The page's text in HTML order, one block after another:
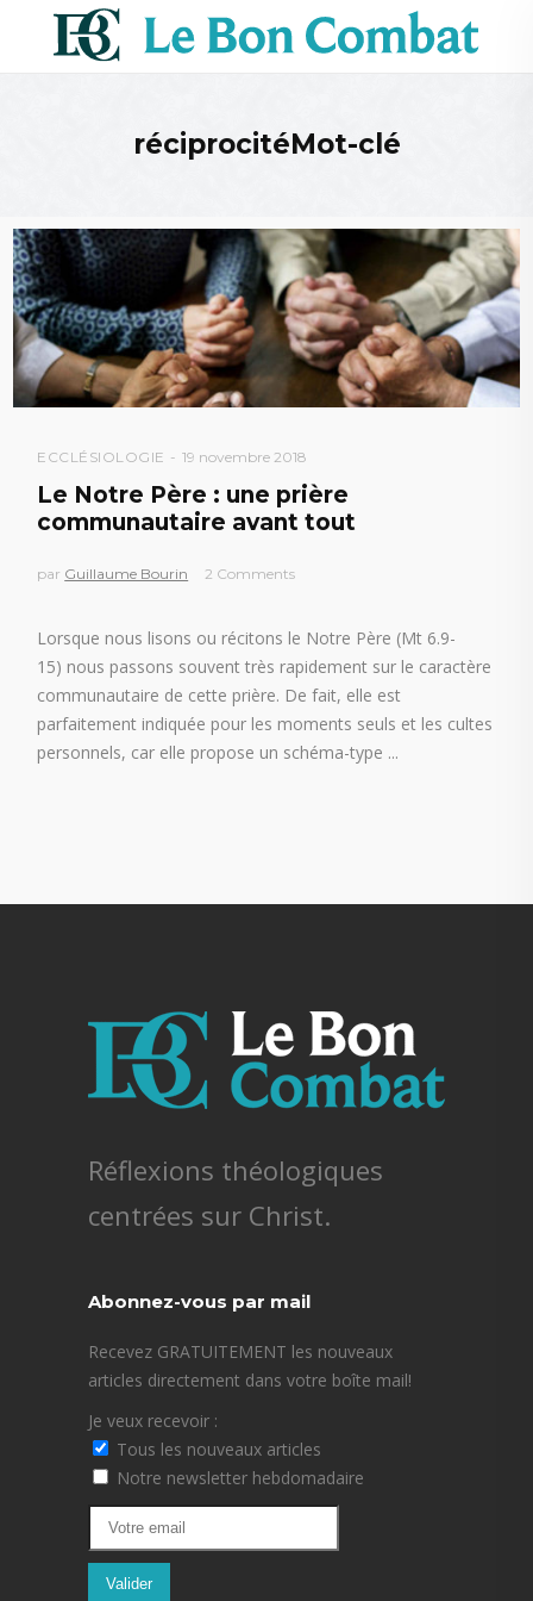
réciprocitéMot-clé
ECCLÉSIOLOGIE 19 novembre 2018
Le Notre Père : une prière
communautaire avant tout
par Guillaume Bourin 2 Comments
Lorsque nous lisons ou récitons le Notre Père (Mt 6.9-
15) nous passons souvent très rapidement sur le caractère
communautaire de cette prière. De fait, elle est
parfaitement indiquée pour les moments seuls et les cultes
personnels, car elle propose un schéma-type
Réflexions théologiques
centrées sur Christ.
Abonnez-vous par mail
Recevez GRATUITEMENT les nouveaux
articles directement dans votre boîte mail!
Je veux recevoir :
Tous les nouveaux articles
Notre newsletter hebdomadaire